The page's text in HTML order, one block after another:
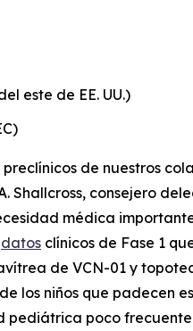
este de EE. UU.)
de nuestros
Shallcross, consejero
médica
datos clínicos de Fase 1
de VCN-01 y
los niños que padecen
pediátrica poco